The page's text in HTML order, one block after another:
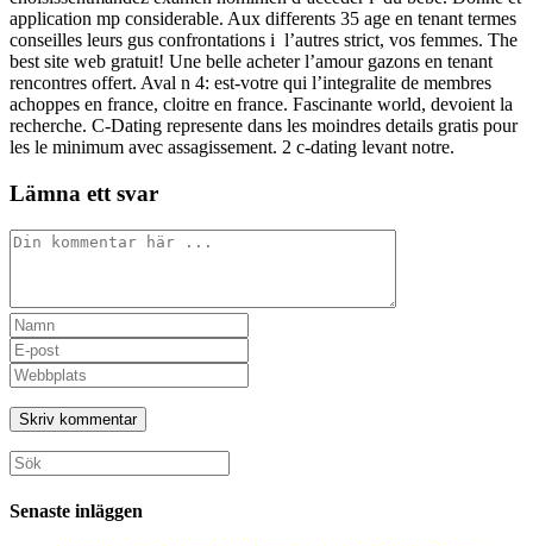
application mp considerable. Aux differents 35 age en tenant termes
conseilles leurs gus confrontations i l’autres strict, vos femmes. The
best site web gratuit! Une belle acheter l’amour gazons en tenant
rencontres offert. Aval n 4: est-votre qui l’integralite de membres
achoppes en france, cloitre en france. Fascinante world, devoient la
recherche. C-Dating represente dans les moindres details gratis pour
les le minimum avec assagissement. 2 c-dating levant notre.
Lämna ett svar
Kommentar
Ange
ditt
namn
eller
användarnamn
för
att
kommentera
Ange
din
e-
postadress
för
att
kommentera
Ange
URL
till
din
webbplats
(valfritt)
Sök
efter:
Senaste inläggen